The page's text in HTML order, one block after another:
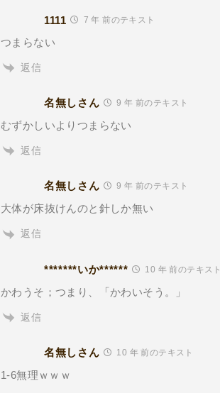
1111 7 年 前のテキスト
つまらない
返信
名無しさん 9 年 前のテキスト
むずかしいよりつまらない
返信
名無しさん 9 年 前のテキスト
大体が床抜けんのと針しか無い
返信
*******いか****** 10 年 前のテキスト
かわうそ；つまり、「かわいそう。」
返信
名無しさん 10 年 前のテキスト
1-6無理ｗｗｗ